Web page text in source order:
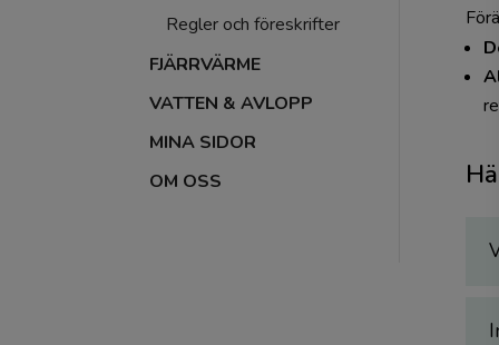
Regler och föreskrifter
FJÄRRVÄRME
VATTEN & AVLOPP
MINA SIDOR
OM OSS